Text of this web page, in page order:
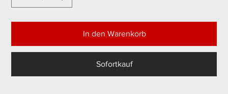
In den Warenkorb
Sofortkauf